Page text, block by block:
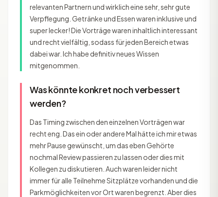
relevanten Partnern und wirklich eine sehr, sehr gute
Verpflegung. Getränke und Essen waren inklusive und
super lecker! Die Vorträge waren inhaltlich interessant
und recht vielfältig, sodass für jeden Bereich etwas
dabei war. Ich habe definitiv neues Wissen
mitgenommen.
Was könnte konkret noch verbessert
werden?
Das Timing zwischen den einzelnen Vorträgen war
recht eng. Das ein oder andere Mal hätte ich mir etwas
mehr Pause gewünscht, um das eben Gehörte
nochmal Review passieren zu lassen oder dies mit
Kollegen zu diskutieren. Auch waren leider nicht
immer für alle Teilnehme Sitzplätze vorhanden und die
Parkmöglichkeiten vor Ort waren begrenzt. Aber dies